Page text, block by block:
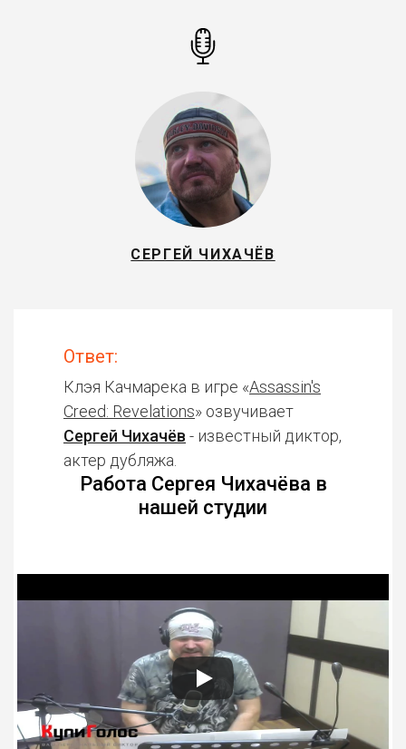
СЕРГЕЙ ЧИХАЧЁВ
Ответ:
Клэя Качмарека в игре «Assassin's
Creed: Revelations» озвучивает
Сергей Чихачёв - известный диктор,
актер дубляжа.
Работа Сергея Чихачёва в
нашей студии